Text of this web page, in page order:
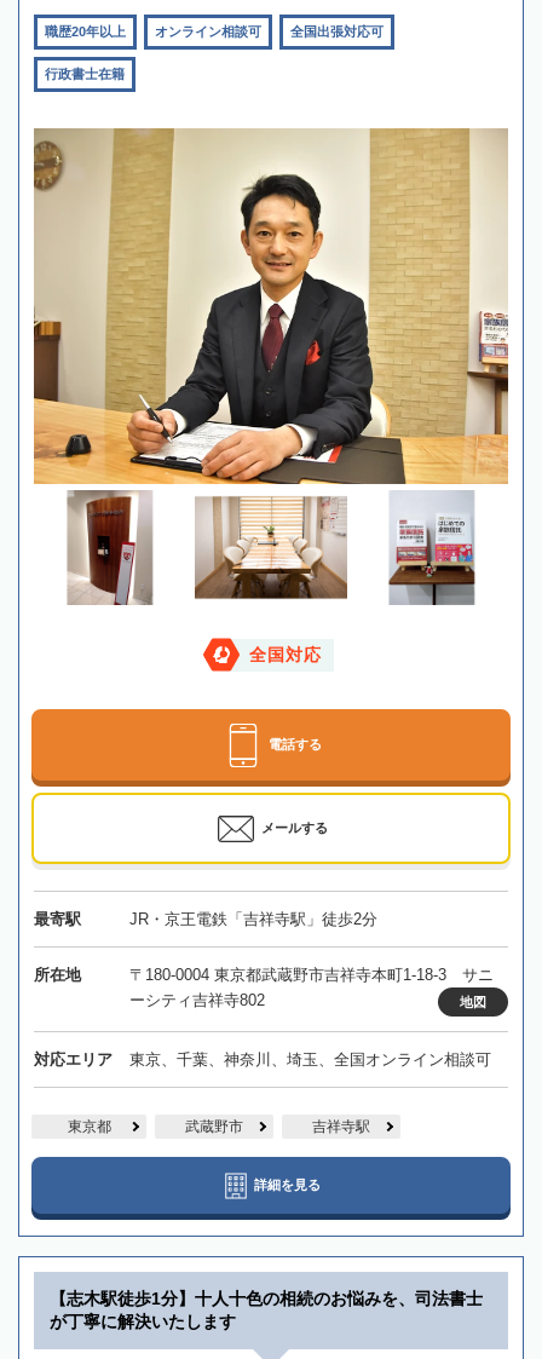
職歴20年以上 オンライン相談可 全国出張対応可
行政書士在籍
全国対応
電話する
メールする
最寄駅 JR・京王電鉄「吉祥寺駅」徒歩2分
所在地
〒180-0004 東京都武蔵野市吉祥寺本町1-18-3 サニ
ーシティ吉祥寺802
地図
対応エリア 東京、千葉、神奈川、埼玉、全国オンライン相談可
東京都 武蔵野市 吉祥寺駅
詳細を見る
【志木駅徒歩1分】十人十色の相続のお悩みを、司法書士
が丁寧に解決いたします